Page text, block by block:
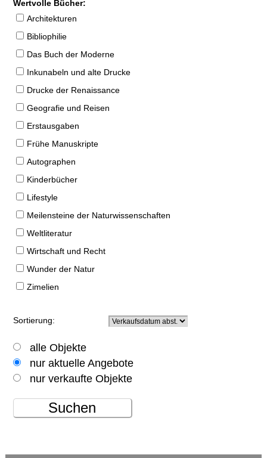
Wertvolle Bücher:
Architekturen
Bibliophilie
Das Buch der Moderne
Inkunabeln und alte Drucke
Drucke der Renaissance
Geografie und Reisen
Erstausgaben
Frühe Manuskripte
Autographen
Kinderbücher
Lifestyle
Meilensteine der Naturwissenschaften
Weltliteratur
Wirtschaft und Recht
Wunder der Natur
Zimelien
Sortierung:
alle Objekte
nur aktuelle Angebote
nur verkaufte Objekte
Suchen